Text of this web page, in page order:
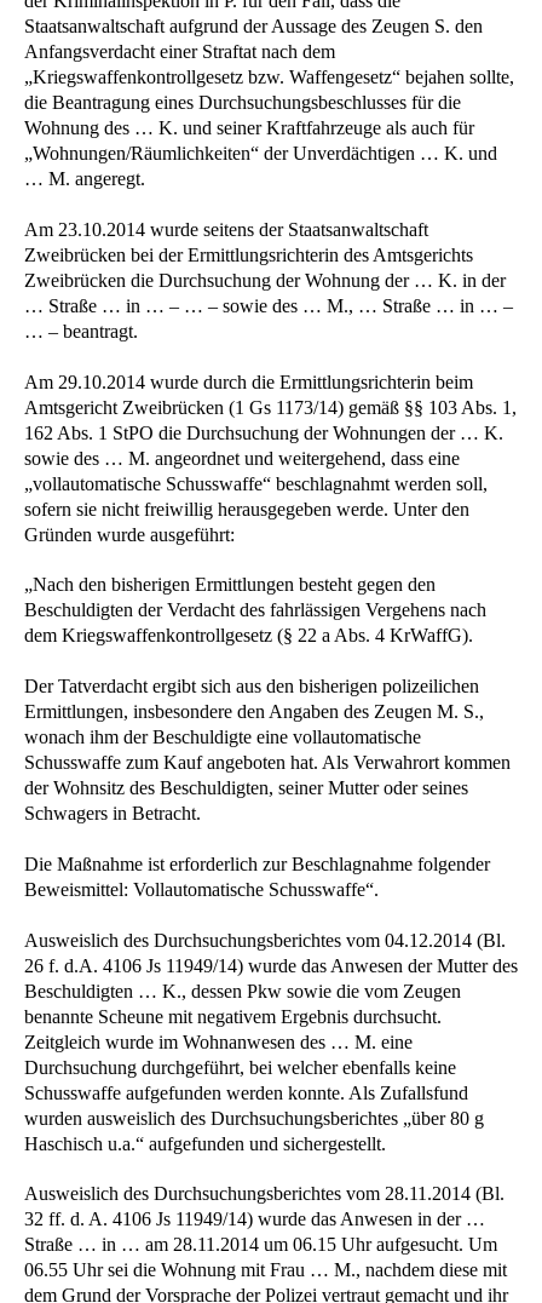
Staatsanwaltschaft aufgrund der Aussage des Zeugen S. den
Anfangsverdacht einer Straftat nach dem
„Kriegswaffenkontrollgesetz bzw. Waffengesetz“ bejahen sollte,
die Beantragung eines Durchsuchungsbeschlusses für die
Wohnung des … K. und seiner Kraftfahrzeuge als auch für
„Wohnungen/Räumlichkeiten“ der Unverdächtigen … K. und
… M. angeregt.
Am 23.10.2014 wurde seitens der Staatsanwaltschaft
Zweibrücken bei der Ermittlungsrichterin des Amtsgerichts
Zweibrücken die Durchsuchung der Wohnung der … K. in der
… Straße … in … – … – sowie des … M., … Straße … in … –
… – beantragt.
Am 29.10.2014 wurde durch die Ermittlungsrichterin beim
Amtsgericht Zweibrücken (1 Gs 1173/14) gemäß §§ 103 Abs. 1,
162 Abs. 1 StPO die Durchsuchung der Wohnungen der … K.
sowie des … M. angeordnet und weitergehend, dass eine
„vollautomatische Schusswaffe“ beschlagnahmt werden soll,
sofern sie nicht freiwillig herausgegeben werde. Unter den
Gründen wurde ausgeführt:
„Nach den bisherigen Ermittlungen besteht gegen den
Beschuldigten der Verdacht des fahrlässigen Vergehens nach
dem Kriegswaffenkontrollgesetz (§ 22 a Abs. 4 KrWaffG).
Der Tatverdacht ergibt sich aus den bisherigen polizeilichen
Ermittlungen, insbesondere den Angaben des Zeugen M. S.,
wonach ihm der Beschuldigte eine vollautomatische
Schusswaffe zum Kauf angeboten hat. Als Verwahrort kommen
der Wohnsitz des Beschuldigten, seiner Mutter oder seines
Schwagers in Betracht.
Die Maßnahme ist erforderlich zur Beschlagnahme folgender
Beweismittel: Vollautomatische Schusswaffe“.
Ausweislich des Durchsuchungsberichtes vom 04.12.2014 (Bl.
26 f. d.A. 4106 Js 11949/14) wurde das Anwesen der Mutter des
Beschuldigten … K., dessen Pkw sowie die vom Zeugen
benannte Scheune mit negativem Ergebnis durchsucht.
Zeitgleich wurde im Wohnanwesen des … M. eine
Durchsuchung durchgeführt, bei welcher ebenfalls keine
Schusswaffe aufgefunden werden konnte. Als Zufallsfund
wurden ausweislich des Durchsuchungsberichtes „über 80 g
Haschisch u.a.“ aufgefunden und sichergestellt.
Ausweislich des Durchsuchungsberichtes vom 28.11.2014 (Bl.
32 ff. d. A. 4106 Js 11949/14) wurde das Anwesen in der …
Straße … in … am 28.11.2014 um 06.15 Uhr aufgesucht. Um
06.55 Uhr sei die Wohnung mit Frau … M., nachdem diese mit
dem Grund der Vorsprache der Polizei vertraut gemacht und ihr